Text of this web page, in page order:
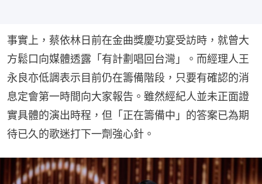
事實上，蔡依林日前在金曲獎慶功宴受訪時，就曾大
方鬆口向媒體透露「有計劃唱回台灣」。而經理人王
永良亦低調表示目前仍在籌備階段，只要有確認的消
息定會第一時間向大家報告。雖然經紀人並未正面證
實具體的演出時程，但「正在籌備中」的答案已為期
待已久的歌迷打下一劑強心針。